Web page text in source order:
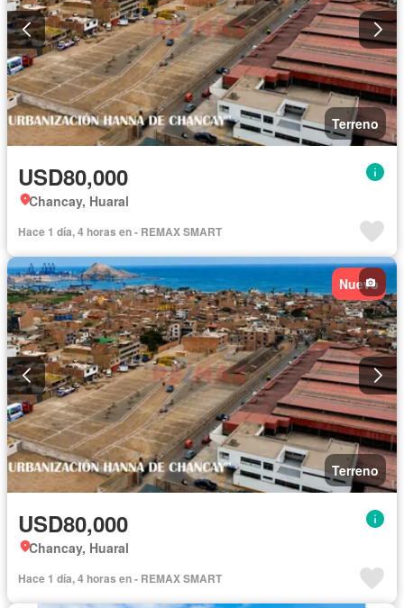
Terreno
USD80,000
Chancay, Huaral
Hace 1 día, 4 horas en - REMAX SMART
Nuevo
Terreno
USD80,000
Chancay, Huaral
Hace 1 día, 4 horas en - REMAX SMART